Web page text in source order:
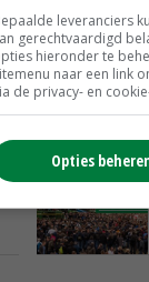
leveranciers
gerechtvaardigd
hieronder te
naar een link
de privacy- en
Opties